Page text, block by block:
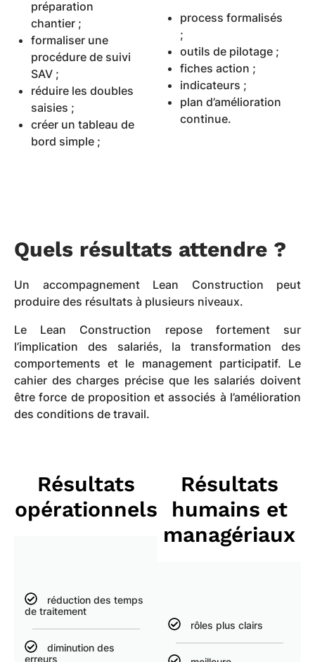
préparation
chantier ;
formaliser une
procédure de suivi
SAV ;
réduire les doubles
saisies ;
créer un tableau de
bord simple ;
process formalisés
;
outils de pilotage ;
fiches action ;
indicateurs ;
plan d’amélioration
continue.
Quels résultats attendre ?
Un accompagnement Lean Construction peut
produire des résultats à plusieurs niveaux.
Le Lean Construction repose fortement sur
l’implication des salariés, la transformation des
comportements et le management participatif. Le
cahier des charges précise que les salariés doivent
être force de proposition et associés à l’amélioration
des conditions de travail.
Résultats
opérationnels
réduction des temps
de traitement
diminution des
erreurs
Résultats
humains et
managériaux
rôles plus clairs